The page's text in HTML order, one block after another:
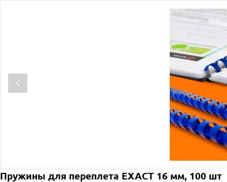
Пружины для переплета EXACТ 16 мм, 100 шт